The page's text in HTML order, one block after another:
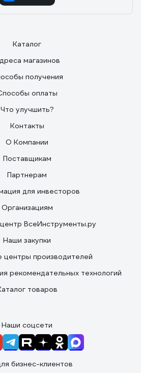
Каталог
магазинов
получения
оплаты
Что улучшить?
Контакты
О Компании
Поставщикам
Партнерам
для инвесторов
Организациям
ВсеИнструменты.ру
Наши закупки
центры производителей
рекомендательных технологий
товаров
Наши соцсети
бизнес-клиентов